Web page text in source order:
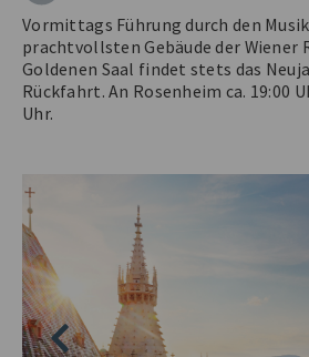
Vormittags Führung durch den
prachtvollsten Gebäude der
Goldenen Saal findet stets das
Rückfahrt. An Rosenheim ca. 19:00
Uhr.